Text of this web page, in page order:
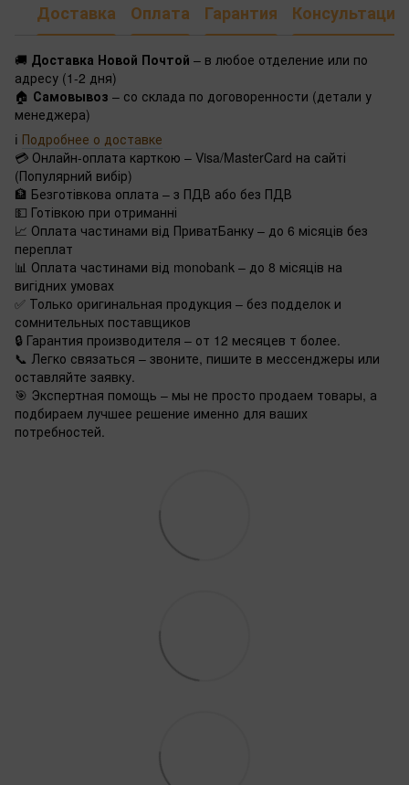
Доставка Оплата Гарантия Консультация
🚚 Доставка Новой Почтой – в любое отделение или по
адресу (1-2 дня)
🏠 Самовывоз – со склада по договоренности (детали у
менеджера)
ℹ️ Подробнее о доставке
💳 Онлайн-оплата карткою – Visa/MasterCard на сайті
(Популярний вибір)
🏦 Безготівкова оплата – з ПДВ або без ПДВ
💵 Готівкою при отриманні
📈 Оплата частинами від ПриватБанку – до 6 місяців без
переплат
📊 Оплата частинами від monobank – до 8 місяців на
вигідних умовах
✅ Только оригинальная продукция – без подделок и
сомнительных поставщиков
🔒 Гарантия производителя – от 12 месяцев т более.
📞 Легко связаться – звоните, пишите в мессенджеры или
оставляйте заявку.
🎯 Экспертная помощь – мы не просто продаем товары, а
подбираем лучшее решение именно для ваших
потребностей.